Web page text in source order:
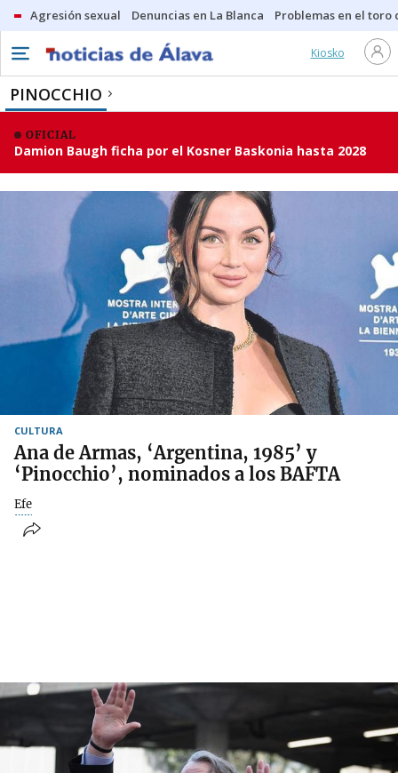
Agresión sexual Denuncias en La Blanca Problemas en el toro
Kiosko
PINOCCHIO
OFICIAL
Damion Baugh ficha por el Kosner Baskonia hasta 2028
CULTURA
Ana de Armas, ‘Argentina, 1985’ y
‘Pinocchio’, nominados a los BAFTA
Efe